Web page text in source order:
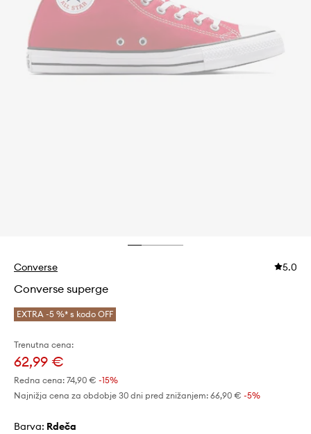
Converse 5.0
Converse superge
EXTRA -5 %* s kodo OFF
Trenutna cena:
62,99 €
Redna cena: 74,90 € -15%
Najnižja cena za obdobje 30 dni pred znižanjem: 66,90 € -5%
Barva: rdeča